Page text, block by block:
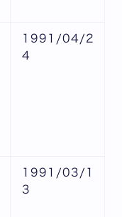
1991/04/2
4
1991/03/1
3